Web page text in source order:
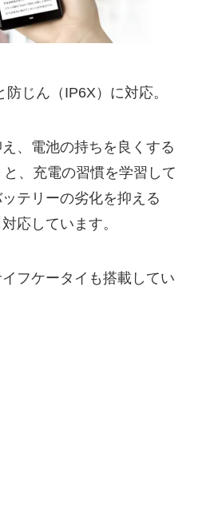
じん（IP6X）に対応。
、電池の持ちを良くする
と、充電の習慣を学習して
テリーの劣化を抑える
応しています。
フケータイも搭載してい